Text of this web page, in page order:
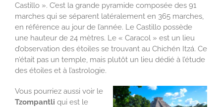
Castillo ». C’est la grande pyramide composée des 91
marches qui se séparent latéralement en 365 marches,
en référence au jour de l’année. Le Castillo possède
une hauteur de 24 mètres. Le « Caracol » est un lieu
d’observation des étoiles se trouvant au Chichén Itzá. Ce
n’était pas un temple, mais plutôt un lieu dédié à l’étude
des étoiles et à l’astrologie.
Vous pourriez aussi voir le
Tzompantli qui est le